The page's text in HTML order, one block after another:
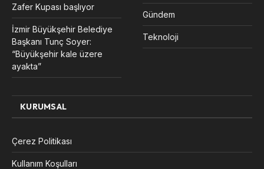
Zafer Kupası başlıyor
İzmir Büyükşehir Belediye
Başkanı Tunç Soyer:
“Büyükşehir kale üzere
ayakta”
Gündem
Teknoloji
KURUMSAL
Çerez Politikası
Kullanım Koşulları